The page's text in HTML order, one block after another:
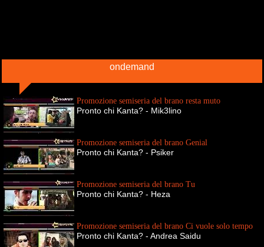
ondemand
Promozione semiseria del brano resta muto
Pronto chi Kanta? - Mik3lino
Promozione semiseria del brano Genial
Pronto chi Kanta? - Psiker
Promozione semiseria del brano Tu
Pronto chi Kanta? - Heza
Promozione semiseria del brano Ci vuole solo tempo
Pronto chi Kanta? - Andrea Saidu